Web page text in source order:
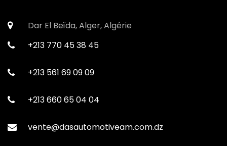
Dar El Beïda, Alger, Algérie
+213 770 45 38 45
+213 561 69 09 09
+213 660 65 04 04
vente@dasautomotiveam.com.dz